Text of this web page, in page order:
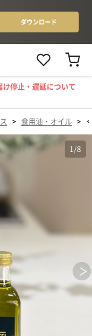
け停止・遅延について
> 食用油・オイル >
1/8